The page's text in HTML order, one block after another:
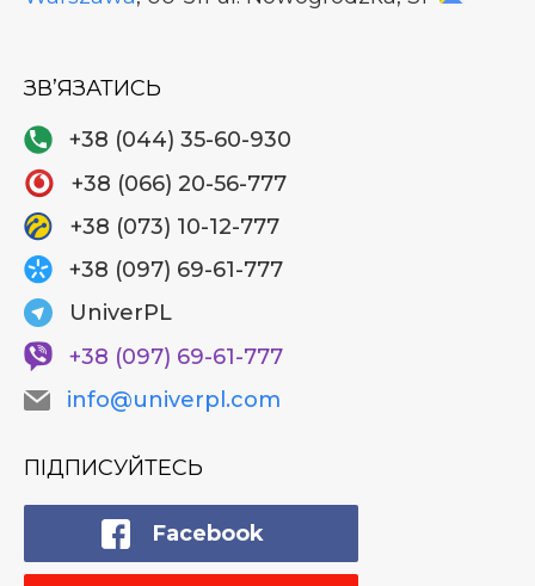
ЗВʼЯЗАТИСЬ
+38 (044) 35-60-930
+38 (066) 20-56-777
+38 (073) 10-12-777
+38 (097) 69-61-777
UniverPL
+38 (097) 69-61-777
info@univerpl.com
ПІДПИСУЙТЕСЬ
Facebook